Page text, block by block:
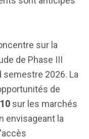
sur la
de Phase III
semestre 2026. La
de
sur les marchés
envisageant la